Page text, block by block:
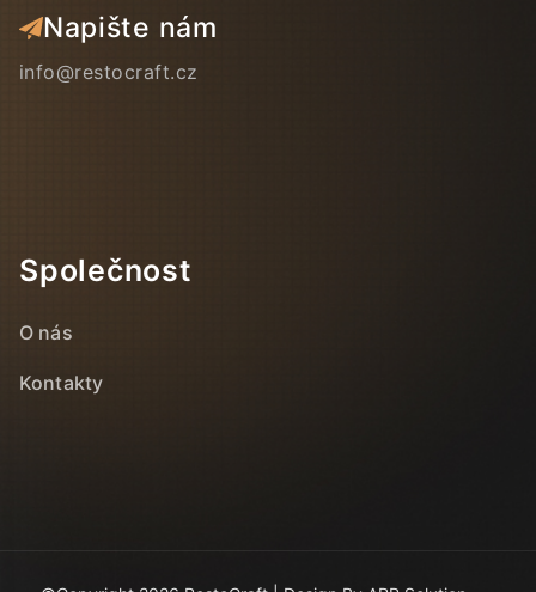
Napište nám
info@restocraft.cz
Společnost
O nás
Kontakty